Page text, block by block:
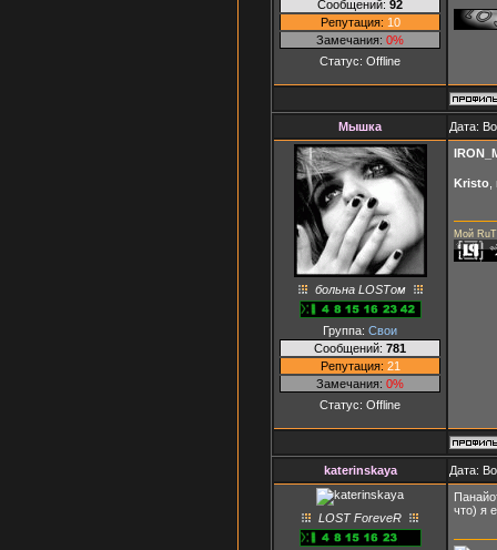
Сообщений: 92
Репутация: 10
Замечания: 0%
Статус: Offline
Мышка Дата:
больна LOSTом
Группа: Свои
Сообщений: 781
Репутация: 21
Замечания: 0%
Статус: Offline
Kristo,
Мой
katerinskaya Дата:
LOST ForeveR
что) я